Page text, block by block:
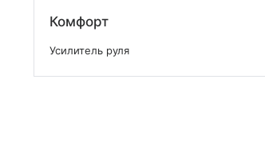
Комфорт
Усилитель руля